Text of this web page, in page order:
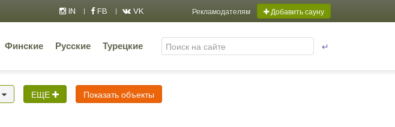
IN FB VK Добавить сауну
Рекламодателям
Финские Русские Турецкие ↵
ЕЩЕ Показать объекты